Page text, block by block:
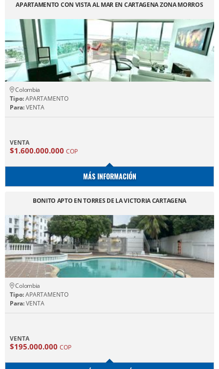
APARTAMENTO CON VISTA AL MAR EN CARTAGENA ZONA MORROS
Colombia
Tipo:APARTAMENTO
Para:VENTA
VENTA
$1.600.000.000 COP
MÁS INFORMACIÓN
BONITO APTO EN TORRES DE LA VICTORIA CARTAGENA
Colombia
Tipo:APARTAMENTO
Para:VENTA
VENTA
$195.000.000 COP